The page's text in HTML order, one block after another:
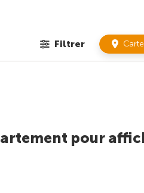
Filtrer Carte
pour